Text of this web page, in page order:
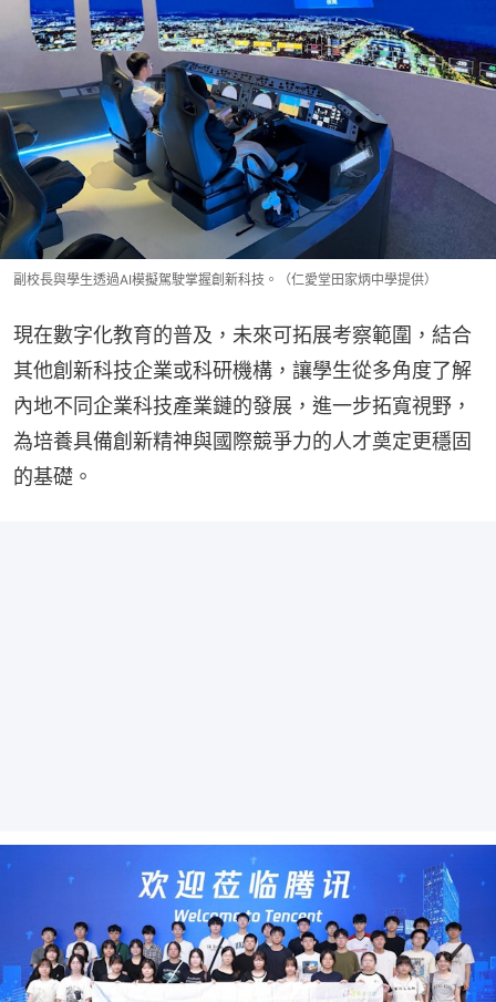
副校長與學生透過AI模擬駕駛掌握創新科技。（仁愛堂田家炳中學提供）
現在數字化教育的普及，未來可拓展考察範圍，結合
其他創新科技企業或科研機構，讓學生從多角度了解
內地不同企業科技產業鏈的發展，進一步拓寬視野，
為培養具備創新精神與國際競爭力的人才奠定更穩固
的基礎。